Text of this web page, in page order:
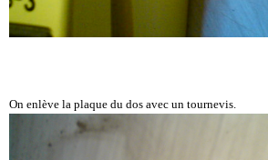
On enlève la plaque du dos avec un tournevis.